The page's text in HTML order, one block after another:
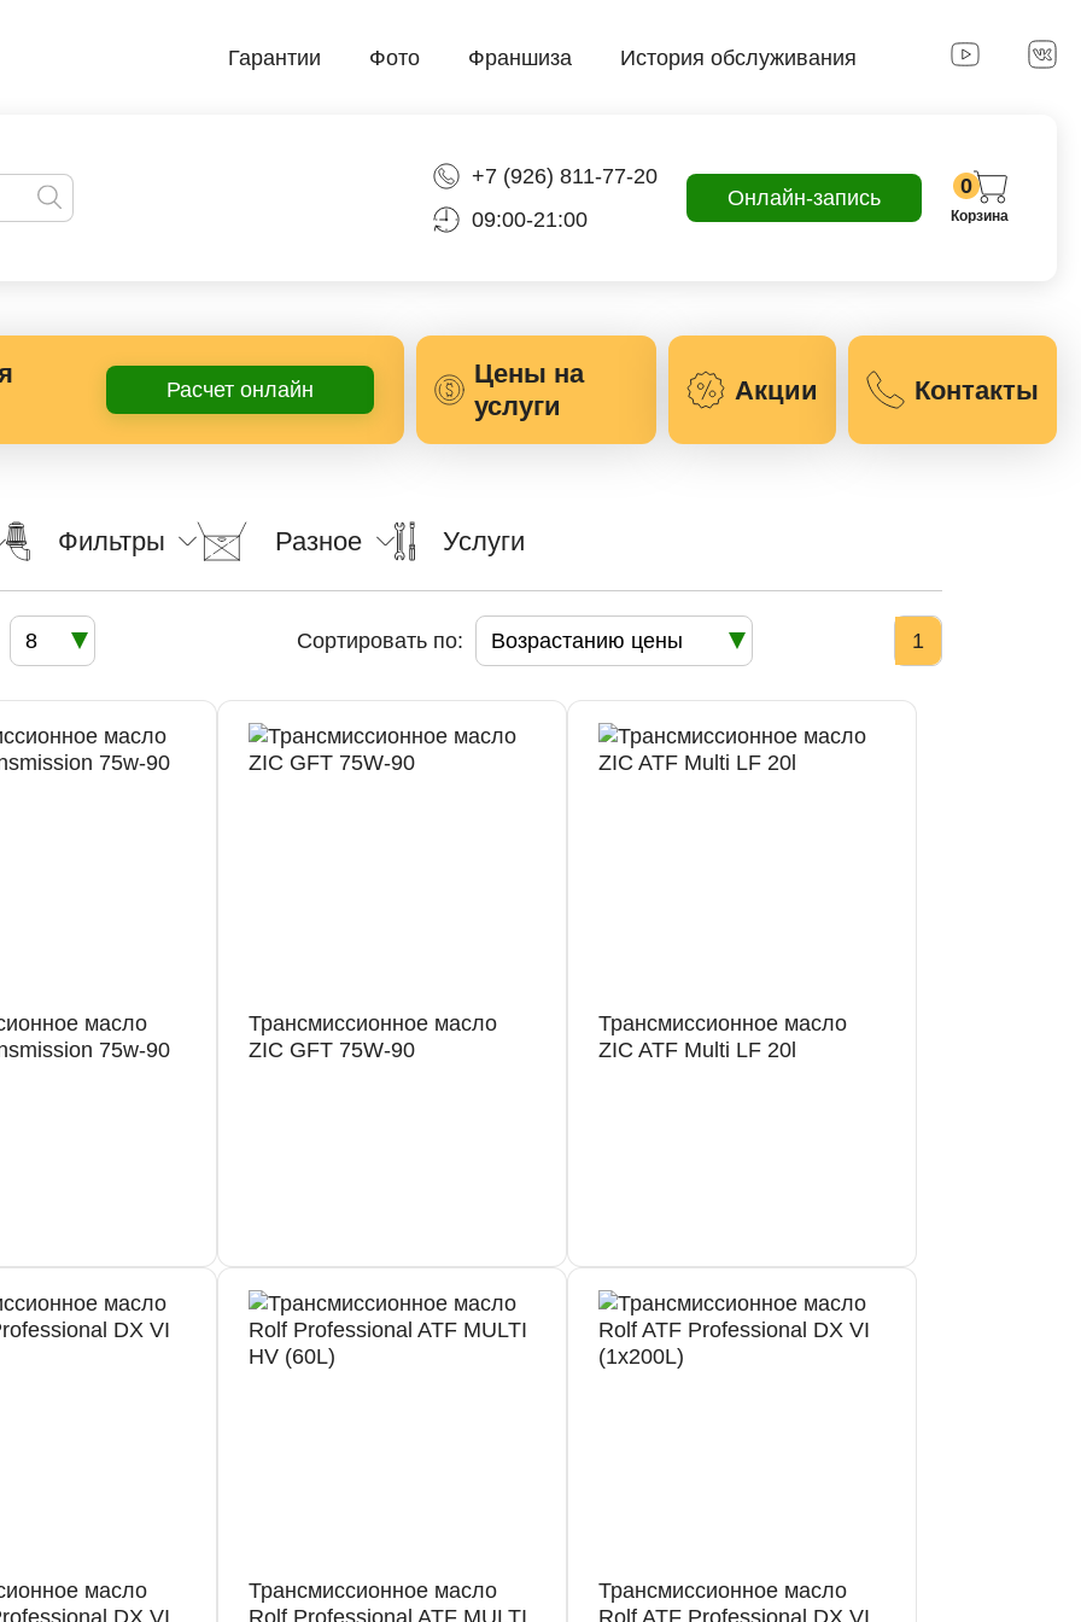
Гарантии Фото Франшиза История обслуживания
+7 (926) 811-77-20
09:00-21:00
Онлайн-запись 0
Корзина
Расчет онлайн
Цены на
услуги
Акции Контакты
Фильтры Разное Услуги
8 Сортировать по: Возрастанию цены 1
масло
75w-90
Трансмиссионное масло
ZIC GFT 75W-90
Трансмиссионное масло
ZIC ATF Multi LF 20l
масло
DX VI
Трансмиссионное масло
Rolf Professional ATF MULTI
Трансмиссионное масло
Rolf ATF Professional DX VI